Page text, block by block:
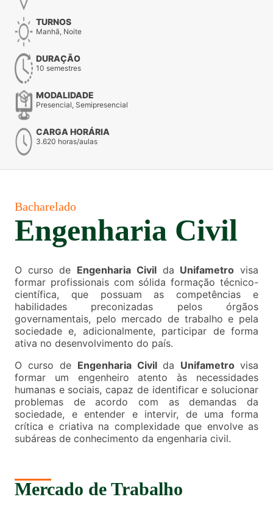
TURNOS
Manhã, Noite
DURAÇÃO
10 semestres
MODALIDADE
Presencial, Semipresencial
CARGA HORÁRIA
3.620 horas/aulas
Bacharelado
Engenharia Civil
O curso de Engenharia Civilda Unifametro visa
formar profissionais com sólida formação técnico-
científica, que possuam as competências e
habilidades preconizadas pelos órgãos
governamentais, pelo mercado de trabalho e pela
sociedade e, adicionalmente, participar de forma
ativa no desenvolvimento do país.
O curso de Engenharia Civil da Unifametro visa
formar um engenheiro atento às necessidades
humanas e sociais, capaz de identificar e solucionar
problemas de acordo com as demandas da
sociedade, e entender e intervir, de uma forma
crítica e criativa na complexidade que envolve as
subáreas de conhecimento da engenharia civil.
Mercado de Trabalho